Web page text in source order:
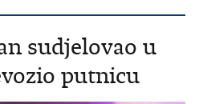
sudjelovao u
putnicu